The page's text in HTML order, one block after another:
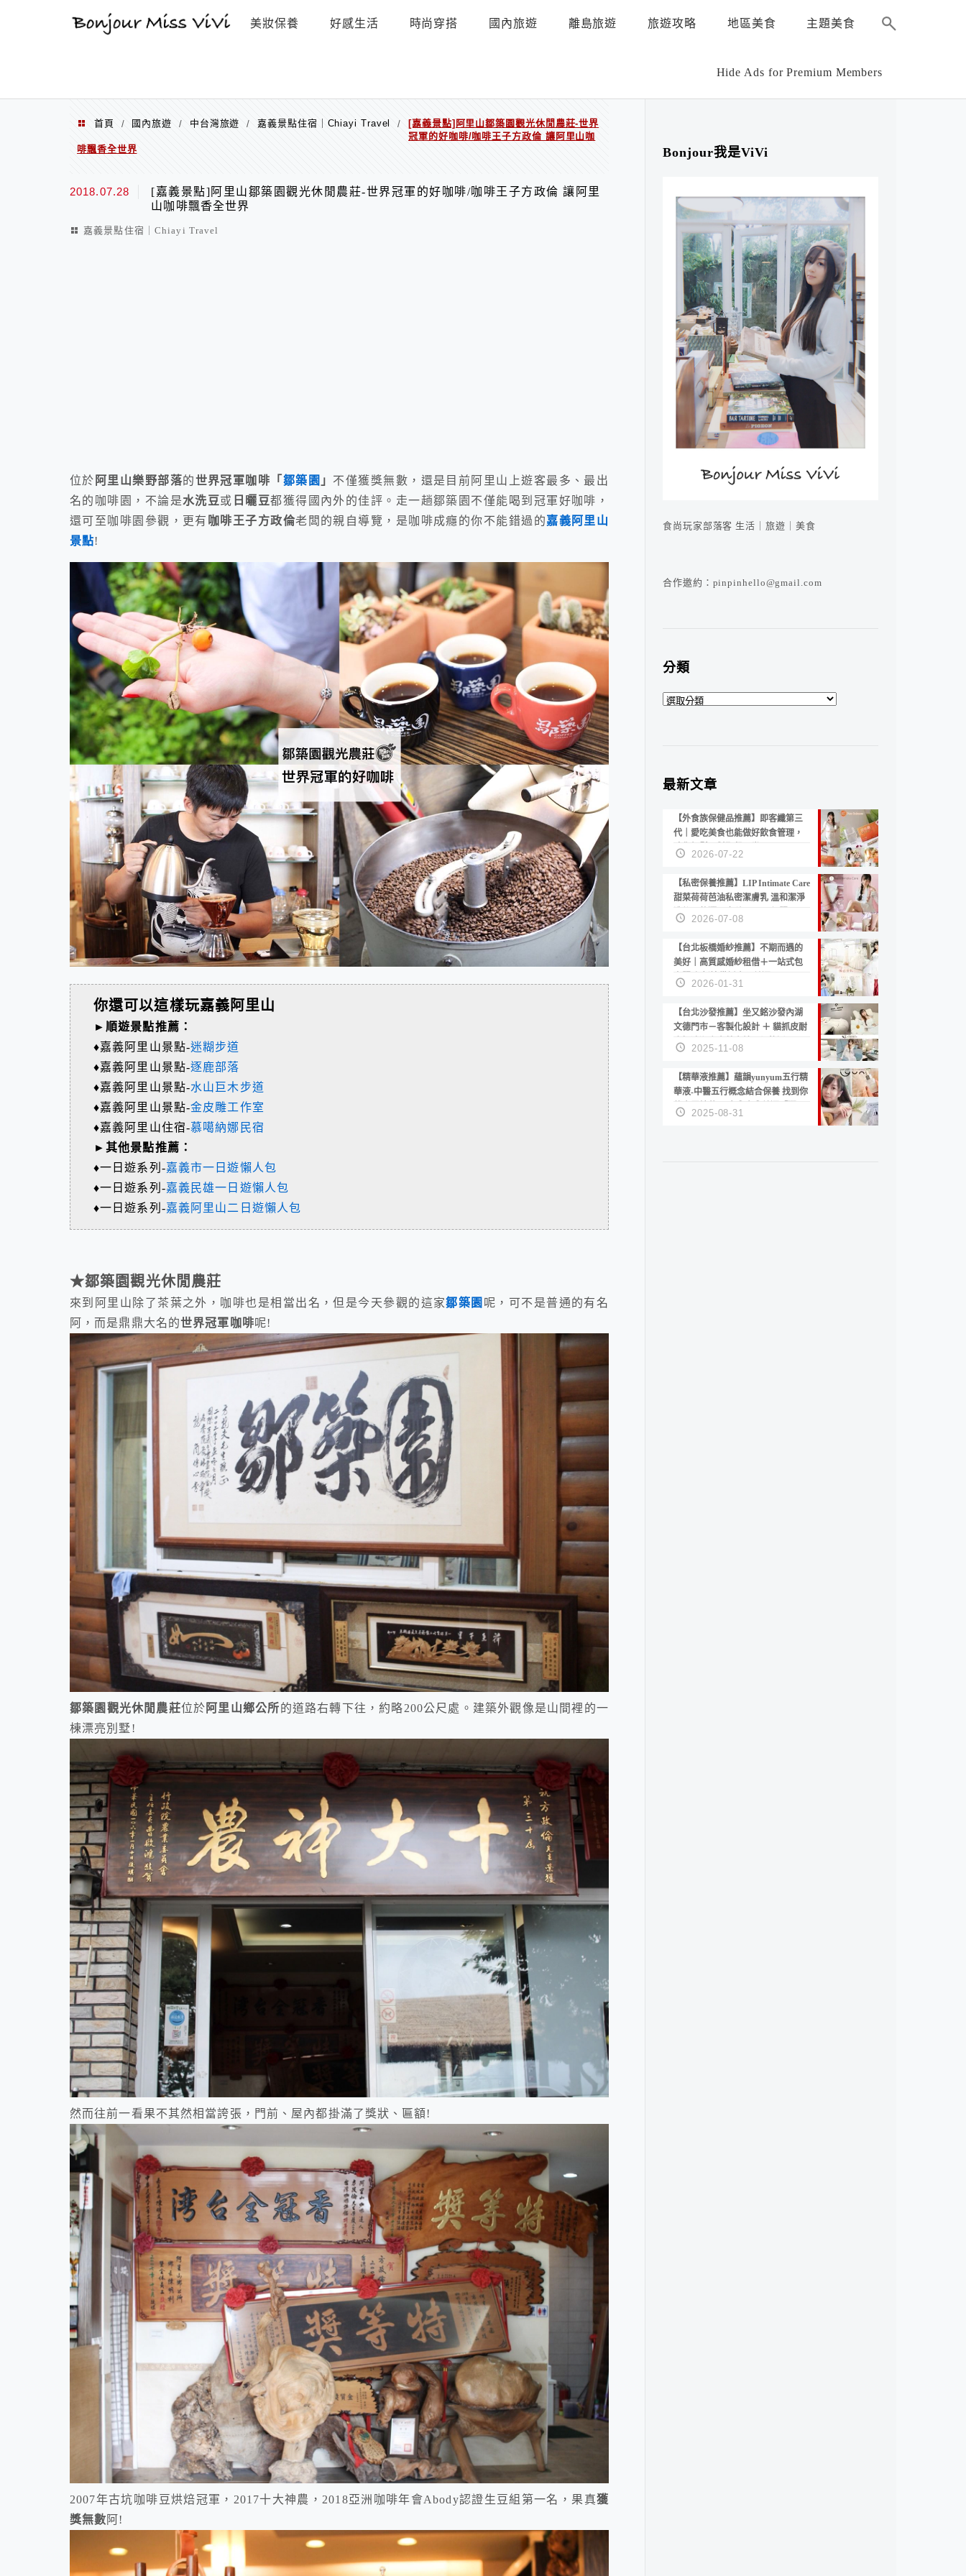
美妝保養 好感生活 時尚穿搭 國內旅遊 離島旅遊 旅遊攻略 地區美食 主題美食
Hide Ads for Premium Members
首頁 / 國內旅遊 / 中台灣旅遊 / 嘉義景點住宿｜Chiayi Travel /
[嘉義景點]阿里山鄒築園觀光休閒農莊-世界
冠軍的好咖啡/咖啡王子方政倫 讓阿里山咖
啡飄香全世界
2018.07.28
[嘉義景點]阿里山鄒築園觀光休閒農莊-世界冠軍的好咖啡/咖啡王子方政倫 讓阿里
山咖啡飄香全世界
嘉義景點住宿｜Chiayi Travel
位於 阿里山樂野部落的世界冠軍咖啡「 鄒築園 」 不僅獲獎無數，還是目前阿里山上遊客最多、最出
名的咖啡園，不論是水洗豆 或 日曬豆都獲得國內外的佳評。走一趟鄒築園不僅能喝到冠軍好咖啡，
還可至咖啡園參觀，更有 咖啡王子方政倫老闆的親自導覽，是咖啡成癮的你不能錯過的嘉義阿里山
景點!
你還可以這樣玩嘉義阿里山
►順遊景點推薦：
♦嘉義阿里山景點-迷糊步道
♦嘉義阿里山景點-逐鹿部落
♦嘉義阿里山景點-水山巨木步道
♦嘉義阿里山景點-金皮雕工作室
♦嘉義阿里山住宿-慕噶納娜民宿
►其他景點推薦：
♦一日遊系列-嘉義市一日遊懶人包
♦一日遊系列-嘉義民雄一日遊懶人包
♦一日遊系列-嘉義阿里山二日遊懶人包
★鄒築園觀光休閒農莊
來到阿里山除了茶葉之外，咖啡也是相當出名，但是今天參觀的這家鄒築園 呢，可不是普通的有名
阿，而是鼎鼎大名的世界冠軍咖啡呢!
鄒築園觀光休閒農莊位於 阿里山鄉公所的道路右轉下往，約略200公尺處。建築外觀像是山間裡的一
棟漂亮別墅!
然而往前一看果不其然相當誇張，門前、屋內都掛滿了獎狀、匾額!
2007年古坑咖啡豆烘焙冠軍，2017十大神農，2018亞洲咖啡年會Abody認證生豆組第一名，果真獲
獎無數 阿!
Bonjour我是ViVi
食尚玩家部落客 生活｜旅遊｜美食
合作邀約：pinpinhello@gmail.com
分類
分
最新文章
【外食族保健品推薦】即客纖第三
代｜愛吃美食也能做好飲食管理，
陪你輕鬆面對聚餐日常！
2026-07-22
【私密保養推薦】LIP Intimate Care
甜菜荷荷芭油私密潔膚乳 溫和潔淨
洗後不乾澀 不起泡反而更舒服！
2026-07-08
【台北板橋婚紗推薦】不期而遇的
美好｜高質感婚紗租借＋一站式包
套服務 新娘備婚省心首選！
2026-01-31
【台北沙發推薦】坐又銘沙發內湖
文德門市－客製化設計 ＋ 貓抓皮耐
磨好清潔｜直營直銷、價格透明
高CP值打造夢想居家風格
2025-11-08
【精華液推薦】蘊韻yunyum五行精
華液-中醫五行概念結合保養 找到你
的專屬精華！ 水㊀土㊀就選「潤・
賦精華」維持肌膚剛剛好的平衡
2025-08-31